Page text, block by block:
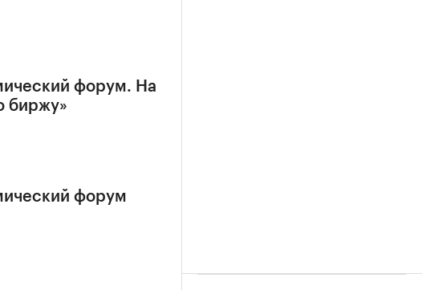
форум. На
биржу»
форум